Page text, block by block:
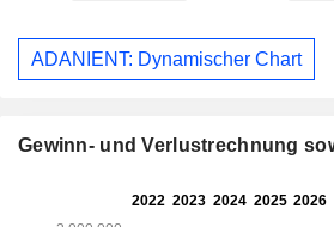
ADANIENT: Dynamischer Chart
Gewinn- und Verlustrechnung